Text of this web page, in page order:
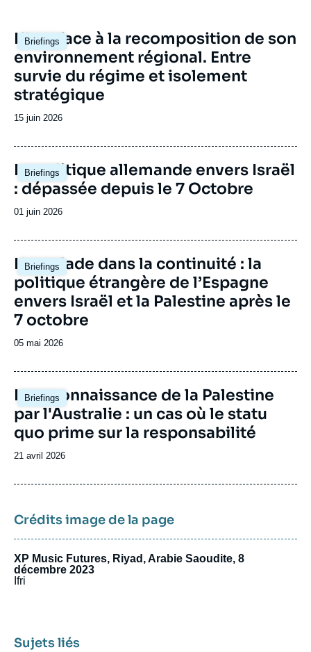
Briefings
Image
principale
L’Iran face à la recomposition de son
environnement régional. Entre
survie du régime et isolement
stratégique
Date
publication
15 juin 2026
Briefings
Image
principale
La politique allemande envers Israël
: dépassée depuis le 7 Octobre
Date
publication
01 juin 2026
Briefings
Image
principale
L'escalade dans la continuité : la
politique étrangère de l’Espagne
envers Israël et la Palestine après le
7 octobre
Date
publication
05 mai 2026
Briefings
Image
principale
La reconnaissance de la Palestine
par l'Australie : un cas où le statu
quo prime sur la responsabilité
Date
publication
21 avril 2026
Crédits image de la page
XP Music Futures, Riyad, Arabie Saoudite, 8
décembre 2023
Ifri
Sujets liés